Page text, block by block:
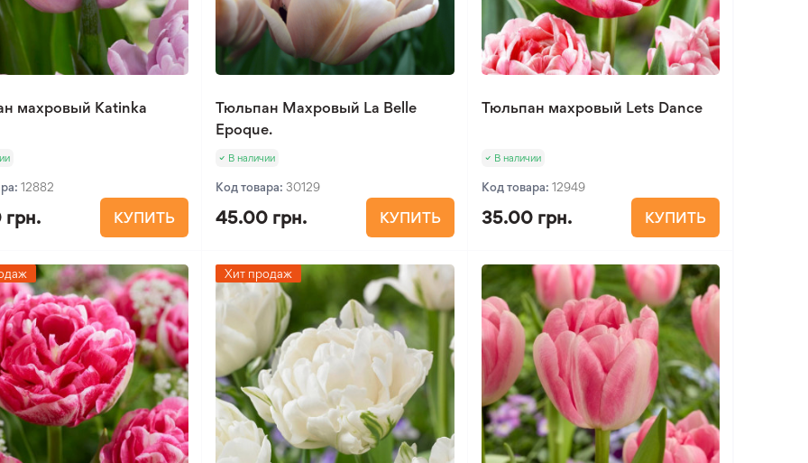
махровый Katinka
12882
КУПИТЬ
Тюльпан Махровый La Belle
Epoque.
В наличии
Код товара:30129
45.00 грн. КУПИТЬ
Тюльпан махровый Lets Dance
В наличии
Код товара: 12949
35.00 грн. КУПИТЬ
Хит продаж